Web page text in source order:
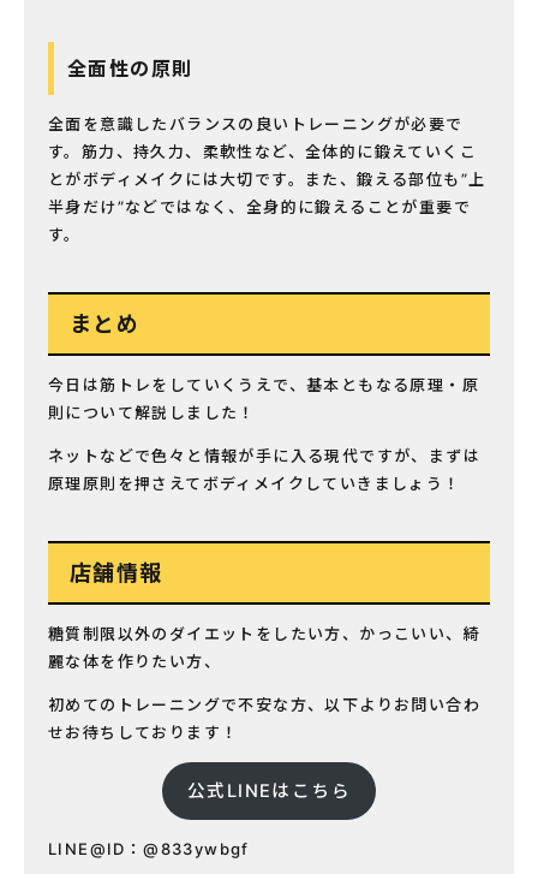
全面性の原則
全面を意識したバランスの良いトレーニングが必要で
す。筋力、持久力、柔軟性など、全体的に鍛えていくこ
とがボディメイクには大切です。また、鍛える部位も”上
半身だけ”などではなく、全身的に鍛えることが重要で
す。
まとめ
今日は筋トレをしていくうえで、基本ともなる原理・原
則について解説しました！
ネットなどで色々と情報が手に入る現代ですが、まずは
原理原則を押さえてボディメイクしていきましょう！
店舗情報
糖質制限以外のダイエットをしたい方、かっこいい、綺
麗な体を作りたい方、
初めてのトレーニングで不安な方、以下よりお問い合わ
せお待ちしております！
公式LINEはこちら
LINE@ID：@833ywbgf